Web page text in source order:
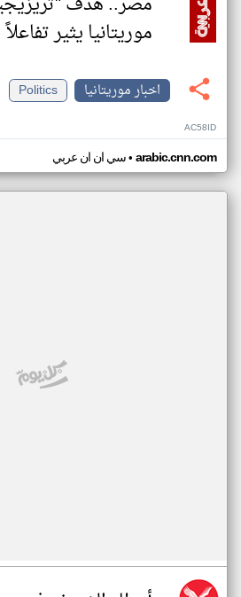
موريتانيا يثير تفاعلاً
اخبار موريتانيا
Politics
AC58ID
سي ان ان عربي• arabic.cnn.com